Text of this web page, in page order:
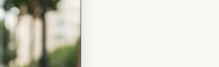
le Maine Coon. Pour ces